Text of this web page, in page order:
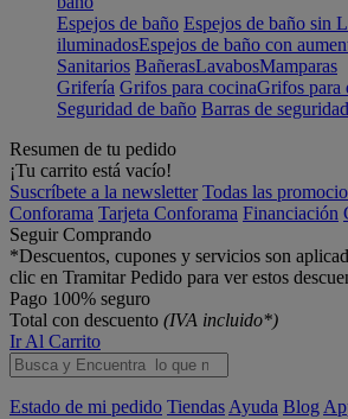
Espejos de baño Espejos de baño sin
iluminadosEspejos de baño con
Sanitarios BañerasLavabosMamparas
Grifería Grifos para cocinaGrifos para
Seguridad de baño Barras de
Resumen de tu pedido
¡Tu carrito está vacío!
Suscríbete a la newsletter Todas las
Conforama Tarjeta Conforama Financiación
Seguir Comprando
*Descuentos, cupones y servicios son
clic en Tramitar Pedido para ver estos
Pago 100% seguro
Total con descuento (IVA incluido*)
Ir Al Carrito
Estado de mi pedido Tiendas Ayuda Blog